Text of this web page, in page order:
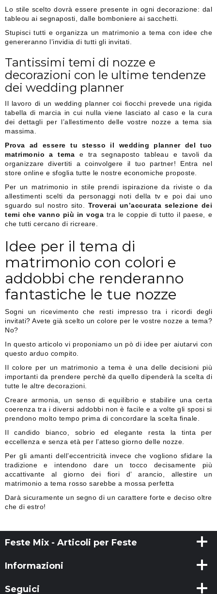
Lo stile scelto dovrà essere presente in ogni decorazione: dal
tableou ai segnaposti, dalle bomboniere ai sacchetti.
Stupisci tutti e organizza un matrimonio a tema con idee che
genereranno l’invidia di tutti gli invitati.
Tantissimi temi di nozze e
decorazioni con le ultime tendenze
dei wedding planner
Il lavoro di un wedding planner coi fiocchi prevede una rigida
tabella di marcia in cui nulla viene lasciato al caso e la cura
dei dettagli per l’allestimento delle vostre nozze a tema sia
massima.
Prova ad essere tu stesso il wedding planner del tuo
matrimonio a tema e tra segnaposto tableau e tavoli da
organizzare divertiti a coinvolgere il tuo partner! Entra nel
store online e sfoglia tutte le nostre economiche proposte.
Per un matrimonio in stile prendi ispirazione da riviste o da
allestimenti scelti da personaggi noti della tv e poi dai uno
sguardo sul nostro sito. Troverai un’accurata selezione dei
temi che vanno più in voga tra le coppie di tutto il paese, e
che tutti cercano di ricreare.
Idee per il tema di
matrimonio con colori e
addobbi che renderanno
fantastiche le tue nozze
Sogni un ricevimento che resti impresso tra i ricordi degli
invitati? Avete già scelto un colore per le vostre nozze a tema?
No?
In questo articolo vi proponiamo un pò di idee per aiutarvi con
questo arduo compito.
Il colore per un matrimonio a tema è una delle decisioni più
importanti da prendere perchè da quello dipenderà la scelta di
tutte le altre decorazioni.
Creare armonia, un senso di equilibrio e stabilire una certa
coerenza tra i diversi addobbi non è facile e a volte gli sposi si
prendono molto tempo prima di concordare la scelta finale.
Il candido bianco, sobrio ed elegante resta la tinta per
eccellenza e senza età per l’atteso giorno delle nozze.
Per gli amanti dell’eccentricità invece che vogliono sfidare la
tradizione e intendono dare un tocco decisamente più
accattivante al giorno dei fiori d’ arancio, allestire un
matrimonio a tema rosso sarebbe a mossa perfetta
Darà sicuramente un segno di un carattere forte e deciso oltre
che di estro!
Feste Mix - Articoli per Feste
Informazioni
Seguici